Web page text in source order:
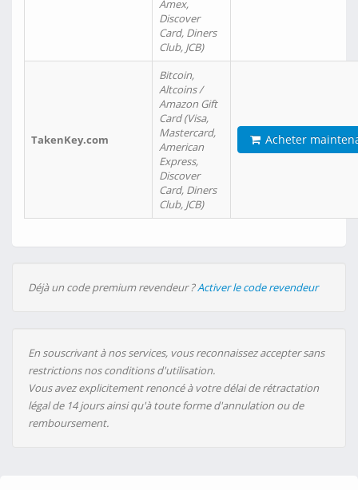
Amex,
Discover
Card, Diners
Club, JCB)
TakenKey.com
Bitcoin,
Altcoins /
Amazon Gift
Card (Visa,
Mastercard,
American
Express,
Discover
Card, Diners
Club, JCB)
Acheter
Déjà un code premium revendeur ?Activer le code revendeur
En souscrivant à nos services, vous reconnaissez accepter sans
restrictions nos conditions d'utilisation.
Vous avez explicitement renoncé à votre délai de rétractation
légal de 14 jours ainsi qu'à toute forme d'annulation ou de
remboursement.